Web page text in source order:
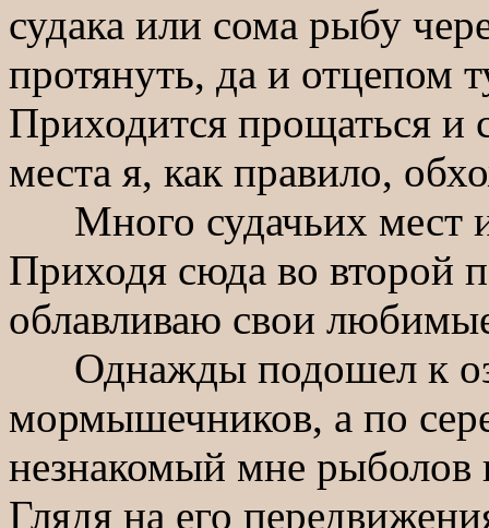
судака или сома рыбу
протянуть, да и отцепом
Приходится прощаться и
места я, как правило,
Много судачьих мест
Приходя сюда во второй
облавливаю свои
Однажды подошел к
мормышечников, а по
незнакомый мне рыболов
Глядя на его